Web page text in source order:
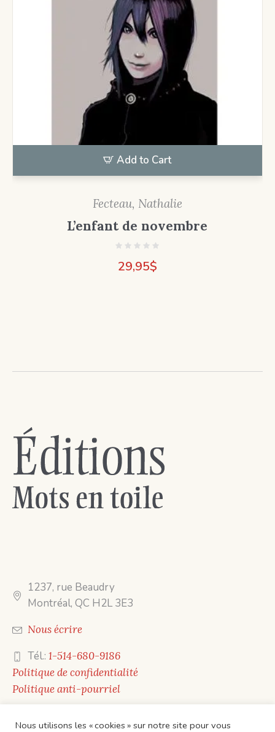
Add to Cart
Fecteau, Nathalie
L’enfant de novembre
29,95$
1237, rue Beaudry
Montréal, QC H2L 3E3
Nous écrire
Tél.:1-514-680-9186
Politique de confidentialité
Politique anti-pourriel
Nous utilisons les « cookies » sur notre site pour vous